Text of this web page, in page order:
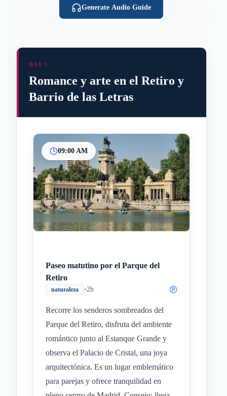
Generate Audio Guide
DAY 1
Romance y arte en el Retiro y
Barrio de las Letras
09:00 AM
Paseo matutino por el Parque del
Retiro
naturaleza •2h
Recorre los senderos sombreados del
Parque del Retiro, disfruta del ambiente
romántico junto al Estanque Grande y
observa el Palacio de Cristal, una joya
arquitectónica. Es un lugar emblemático
para parejas y ofrece tranquilidad en